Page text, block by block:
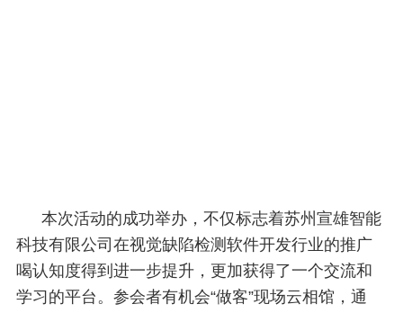
本次活动的成功举办，不仅标志着苏州宣雄智能
科技有限公司在视觉缺陷检测软件开发行业的推广
喝认知度得到进一步提升，更加获得了一个交流和
学习的平台。参会者有机会“做客”现场云相馆，通